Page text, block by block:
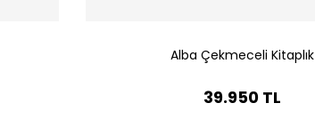
Alba Çekmeceli Kitaplık
39.950 TL